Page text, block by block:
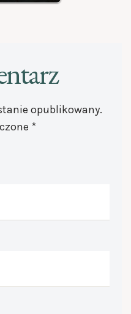
opublikowany.
*